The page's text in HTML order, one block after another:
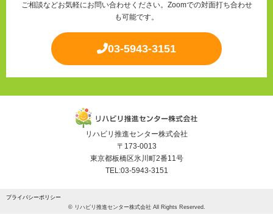
ご相談などお気軽にお問い合わせください。Zoomでの対面打ち合わせ
も可能です。
03-5943-3151
リハビリ推進センター株式会社
〒173-0013
東京都板橋区氷川町2番11号
TEL:03-5943-3151
プライバシーポリシー
© リハビリ推進センター株式会社 All Rights Reserved.